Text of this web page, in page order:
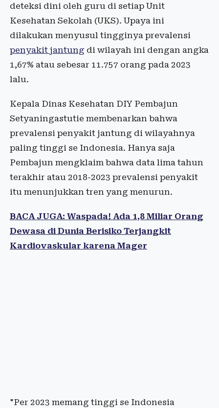
deteksi dini oleh guru di setiap Unit
Kesehatan Sekolah (UKS). Upaya ini
dilakukan menyusul tingginya prevalensi
penyakit jantung di wilayah ini dengan angka
1,67% atau sebesar 11.757 orang pada 2023
lalu.
Kepala Dinas Kesehatan DIY Pembajun
Setyaningastutie membenarkan bahwa
prevalensi penyakit jantung di wilayahnya
paling tinggi se Indonesia. Hanya saja
Pembajun mengklaim bahwa data lima tahun
terakhir atau 2018-2023 prevalensi penyakit
itu menunjukkan tren yang menurun.
BACA JUGA: Waspada! Ada 1,8 Miliar Orang
Dewasa di Dunia Berisiko Terjangkit
Kardiovaskular karena Mager
"Per 2023 memang tinggi se Indonesia